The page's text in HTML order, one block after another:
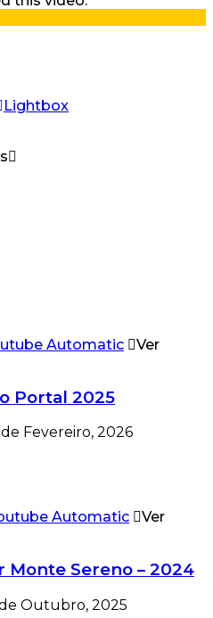
Lightbox
Ver
Portal 2025
de Fevereiro, 2026
Ver
Monte Sereno – 2024
Outubro, 2025